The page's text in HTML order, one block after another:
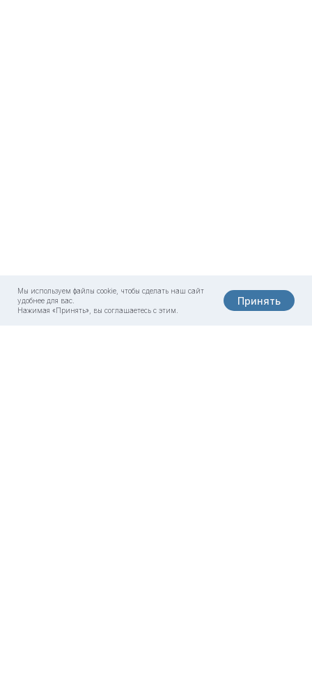
Мы используем файлы cookie, чтобы сделать наш сайт
удобнее для вас.
Нажимая «Принять», вы соглашаетесь с этим.
Принять